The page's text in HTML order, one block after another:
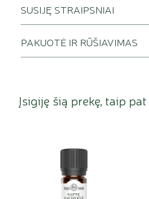
SUSIJĘ STRAIPSNIAI
PAKUOTĖ IR RŪŠIAVIMAS
Įsigiję šią prekę, taip